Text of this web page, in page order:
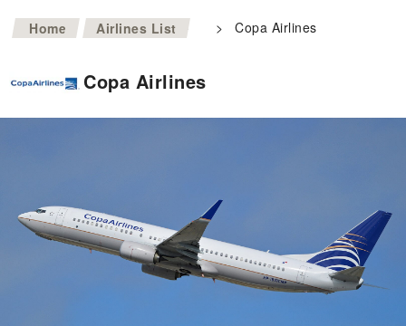
Home >
Airlines List > Copa Airlines
Copa Airlines